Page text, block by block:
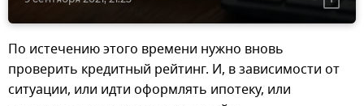
По истечению этого времени нужно вновь
проверить кредитный рейтинг. И, в зависимости от
ситуации, или идти оформлять ипотеку, или